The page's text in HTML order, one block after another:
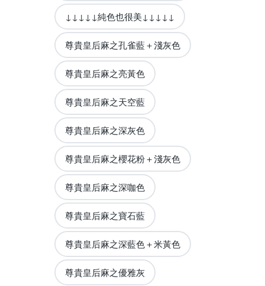
↓↓↓↓↓純色也很美↓↓↓↓↓
尊貴皇后麻之孔雀藍＋淺灰色
尊貴皇后麻之亮黃色
尊貴皇后麻之天空藍
尊貴皇后麻之深灰色
尊貴皇后麻之櫻花粉＋淺灰色
尊貴皇后麻之深咖色
尊貴皇后麻之寶石藍
尊貴皇后麻之深藍色＋米黃色
尊貴皇后麻之優雅灰